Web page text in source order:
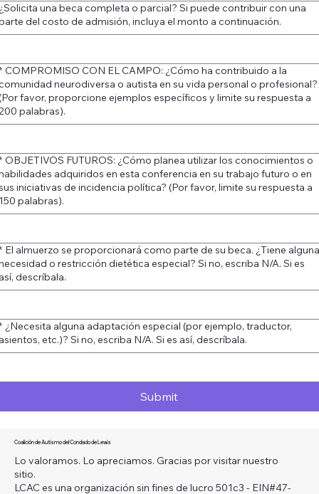
una beca completa o parcial? Si puede contribuir con una
del costo de admisión, incluya el monto a continuación.
COMPROMISO CON EL CAMPO: ¿Cómo ha contribuido a la
neurodiversa o autista en su vida personal o profesional?
favor, proporcione ejemplos específicos y limite su respuesta a
palabras).
OBJETIVOS FUTUROS: ¿Cómo planea utilizar los conocimientos o
adquiridos en esta conferencia en su trabajo futuro o en
iniciativas de incidencia política? (Por favor, limite su respuesta a
palabras).
El almuerzo se proporcionará como parte de su beca. ¿Tiene alguna
o restricción dietética especial? Si no, escriba N/A. Si es
descríbala.
¿Necesita alguna adaptación especial (por ejemplo, traductor,
etc.)? Si no, escriba N/A. Si es así, descríbala.
Submit
Coalición de Autismo del Condado de Lewis
Lo valoramos. Lo apreciamos. Gracias por visitar nuestro
sitio.
LCAC es una organización sin fines de lucro 501c3 - EIN#47-